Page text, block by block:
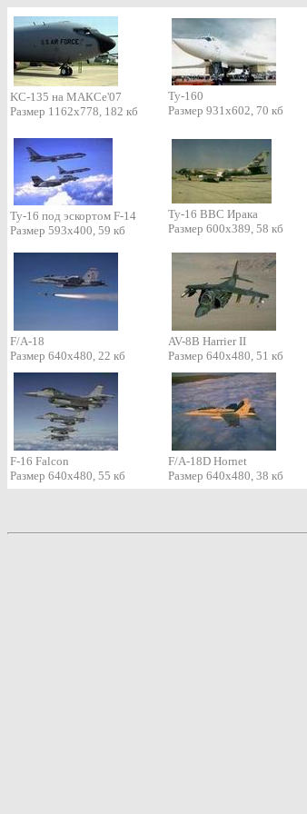
KC-135 на МАКСе'07
Размер 1162х778, 182 кб
Ту-160
Размер 931х602, 70 кб
Ту-16 под эскортом F-14
Размер 593х400, 59 кб
Ту-16 ВВС Ирака
Размер 600х389, 58 кб
F/A-18
Размер 640х480, 22 кб
AV-8B Harrier II
Размер 640х480, 51 кб
F-16 Falcon
Размер 640х480, 55 кб
F/A-18D Hornet
Размер 640х480, 38 кб